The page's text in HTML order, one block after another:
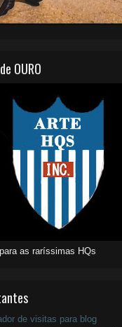
OURO
as raríssimas HQs
de visitas para blog